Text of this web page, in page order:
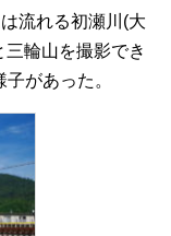
流れる初瀬川(大
輪山を撮影でき
があった。